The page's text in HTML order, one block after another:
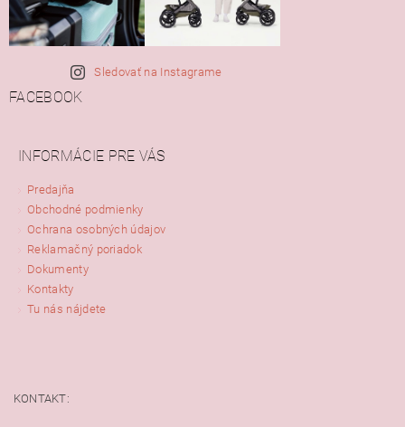
Sledovať na Instagrame
FACEBOOK
INFORMÁCIE PRE VÁS
Predajňa
Obchodné podmienky
Ochrana osobných údajov
Reklamačný poriadok
Dokumenty
Kontakty
Tu nás nájdete
KONTAKT: